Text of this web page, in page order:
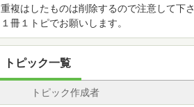
重複はしたものは削除するので注意して下さ
１冊１トピでお願いします。
トピック一覧
トピック作成者